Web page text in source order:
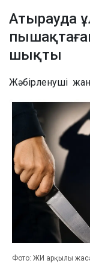
Атырауда
шықты
Жәбірленуші
Фото: ЖИ арқылы